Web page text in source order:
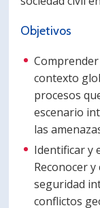
Objetivos
contexto
procesos
escenario
las
Identificar y
Reconocer
seguridad
conflictos